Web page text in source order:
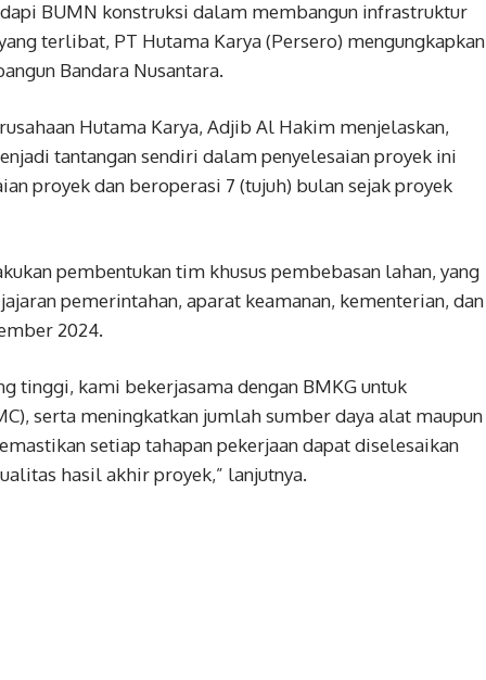
BUMN konstruksi dalam membangun infrastruktur
terlibat, PT Hutama Karya (Persero) mengungkapkan
Bandara Nusantara.
Hutama Karya, Adjib Al Hakim menjelaskan,
tantangan sendiri dalam penyelesaian proyek ini
proyek dan beroperasi 7 (tujuh) bulan sejak proyek
pembentukan tim khusus pembebasan lahan, yang
pemerintahan, aparat keamanan, kementerian, dan
2024.
tinggi, kami bekerjasama dengan BMKG untuk
serta meningkatkan jumlah sumber daya alat maupun
setiap tahapan pekerjaan dapat diselesaikan
hasil akhir proyek,” lanjutnya.